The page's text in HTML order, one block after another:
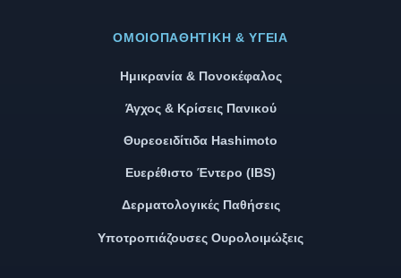
ΟΜΟΙΟΠΑΘΗΤΙΚΉ & ΥΓΕΊΑ
Ημικρανία & Πονοκέφαλος
Άγχος & Κρίσεις Πανικού
Θυρεοειδίτιδα Hashimoto
Ευερέθιστο Έντερο (IBS)
Δερματολογικές Παθήσεις
Υποτροπιάζουσες Ουρολοιμώξεις